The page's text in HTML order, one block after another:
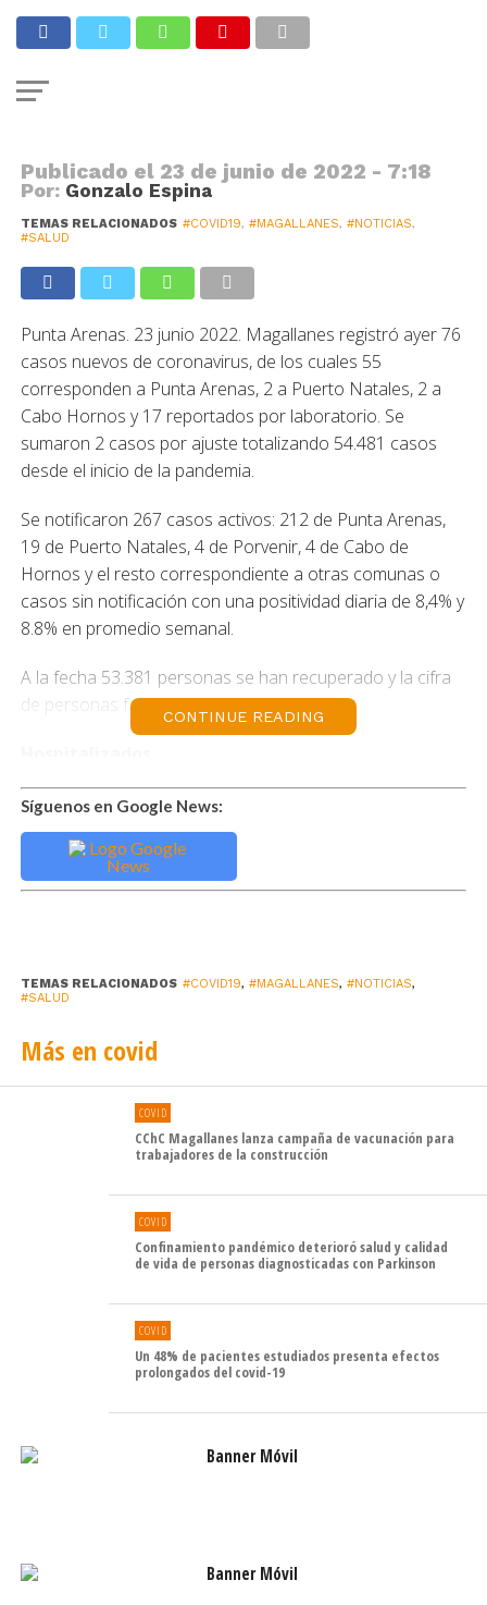
76 casos nuevos y 267 activos
Publicado el 23 de junio de 2022 - 7:18
Por: Gonzalo Espina
TEMAS RELACIONADOS #COVID19, #MAGALLANES, #NOTICIAS,
#SALUD
Punta Arenas. 23 junio 2022. Magallanes registró ayer 76
casos nuevos de coronavirus, de los cuales 55
corresponden a Punta Arenas, 2 a Puerto Natales, 2 a
Cabo Hornos y 17 reportados por laboratorio. Se
sumaron 2 casos por ajuste totalizando 54.481 casos
desde el inicio de la pandemia.
Se notificaron 267 casos activos: 212 de Punta Arenas,
19 de Puerto Natales, 4 de Porvenir, 4 de Cabo de
Hornos y el resto correspondiente a otras comunas o
casos sin notificación con una positividad diaria de 8,4% y
8.8% en promedio semanal.
A la fecha 53.381 personas se han recuperado y la cifra
de personas fallecidas, es de 711.
De 297 pacientes hospitalizados en la red de salud, 14
son pacientes positivos a covid-19 lo que corresponde a
un 4.7%. Su distribución es la siguiente: 10 personas en
aislamiento,3 en la UTI y 1 en la UCI. La ocupación total
camas disponibles. Mientras que 5 personas utilizan
La ocupación en residencia esta mañana es
CONTINUE READING
Síguenos en Google News:
TEMAS RELACIONADOS #COVID19, #MAGALLANES, #NOTICIAS,
#SALUD
Más en covid
COVID
CChC Magallanes lanza campaña de vacunación para
trabajadores de la construcción
COVID
Confinamiento pandémico deterioró salud y calidad
de vida de personas diagnosticadas con Parkinson
COVID
Un 48% de pacientes estudiados presenta efectos
prolongados del covid-19